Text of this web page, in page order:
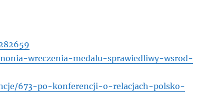
wreczenia-medalu-sprawiedliwy-wsrod-
673-po-konferencji-o-relacjach-polsko-